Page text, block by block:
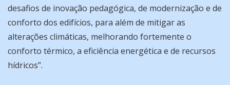
desafios de inovação pedagógica, de modernização e de
conforto dos edifícios, para além de mitigar as
alterações climáticas, melhorando fortemente o
conforto térmico, a eficiência energética e de recursos
hídricos”.